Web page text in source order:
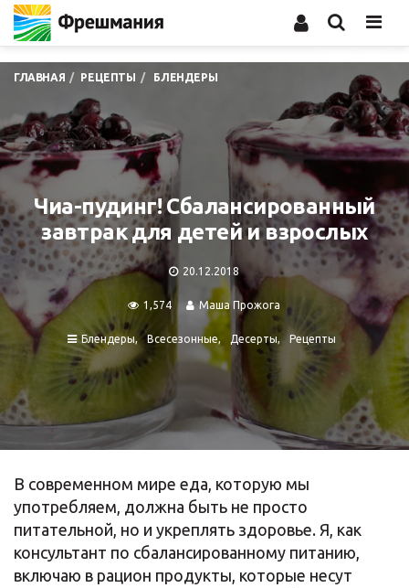
ГЛАВНАЯ РЕЦЕПТЫ БЛЕНДЕРЫ
Чиа-пудинг! Сбалансированный
завтрак для детей и взрослых
20.12.2018
1,574 Маша Прожога
Блендеры Всесезонные Десерты Рецепты
В современном мире еда, которую мы
употребляем, должна быть не просто
питательной, но и укреплять здоровье. Я, как
консультант по сбалансированному питанию,
включаю в рацион продукты, которые несут